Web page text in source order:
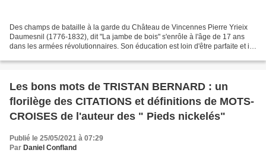
Des champs de bataille à la garde du Château de Vincennes Pierre Yrieix
Daumesnil (1776-1832), dit "La jambe de bois" s'enrôle à l'âge de 17 ans
dans les armées révolutionnaires. Son éducation est loin d'être parfaite et il
Les bons mots de TRISTAN BERNARD : un
florilège des CITATIONS et définitions de MOTS-
CROISES de l'auteur des " Pieds nickelés"
Publié le 25/05/2021 à 07:29
Par Daniel Confland